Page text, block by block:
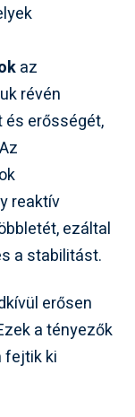
az
révén
erősségét,
reaktív
ezáltal
a stabilitást.
erősen
a tényezők
fejtik ki